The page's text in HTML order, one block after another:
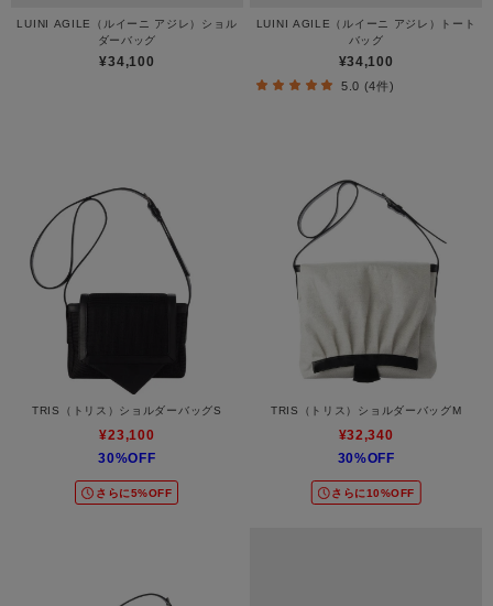
LUINI AGILE（ルイーニ アジレ）ショル
ダーバッグ
¥34,100
LUINI AGILE（ルイーニ アジレ）トート
バッグ
¥34,100
5.0 (4件)
TRIS（トリス）ショルダーバッグS
¥23,100
30%OFF
さらに5%OFF
TRIS（トリス）ショルダーバッグM
¥32,340
30%OFF
さらに10%OFF